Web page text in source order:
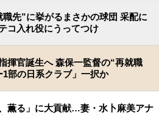
職先”に挙がるまさかの球団 采配に
コ入れ役にうってつけ
揮官誕生へ 森保一監督の“再就職
部の日系クラブ」一択か
薫る」に大貢献…妻・水卜麻美アナ